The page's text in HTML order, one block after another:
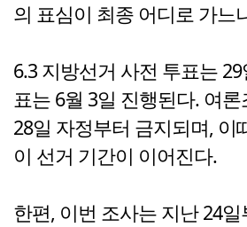
의 표심이 최종 어디로 가느
6.3 지방선거 사전 투표는
표는 6월 3일 진행된다. 여
28일 자정부터 금지되며, 이
이 선거 기간이 이어진다.
한편, 이번 조사는 지난 24